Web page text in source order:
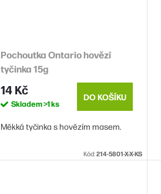
Pochoutka Ontario hovězí
tyčinka 15g
14 Kč
Skladem>1 ks
DO KOŠÍKU
Měkká tyčinka s hovězím masem.
Kód:214-5801-X-X-KS